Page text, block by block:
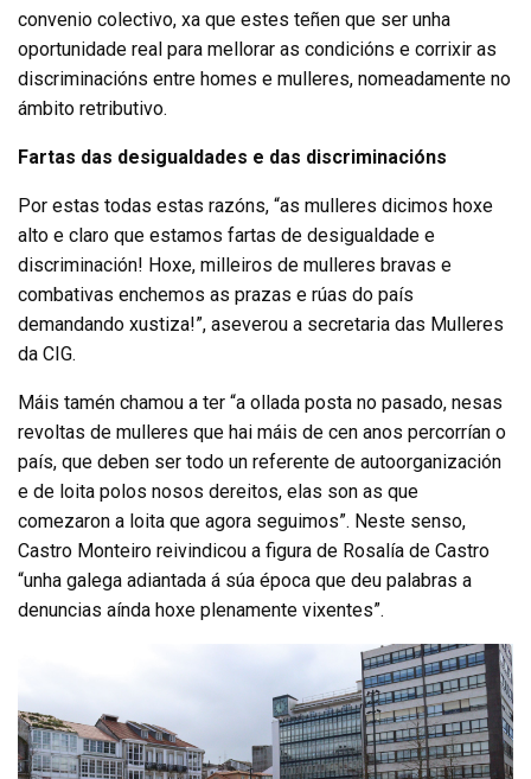
convenio colectivo, xa que estes teñen que ser unha
oportunidade real para mellorar as condicións e corrixir as
discriminacións entre homes e mulleres, nomeadamente no
ámbito retributivo.
Fartas das desigualdades e das discriminacións
Por estas todas estas razóns, “as mulleres dicimos hoxe
alto e claro que estamos fartas de desigualdade e
discriminación! Hoxe, milleiros de mulleres bravas e
combativas enchemos as prazas e rúas do país
demandando xustiza!”, aseverou a secretaria das Mulleres
da CIG.
Máis tamén chamou a ter “a ollada posta no pasado, nesas
revoltas de mulleres que hai máis de cen anos percorrían o
país, que deben ser todo un referente de autoorganización
e de loita polos nosos dereitos, elas son as que
comezaron a loita que agora seguimos”. Neste senso,
Castro Monteiro reivindicou a figura de Rosalía de Castro
“unha galega adiantada á súa época que deu palabras a
denuncias aínda hoxe plenamente vixentes”.